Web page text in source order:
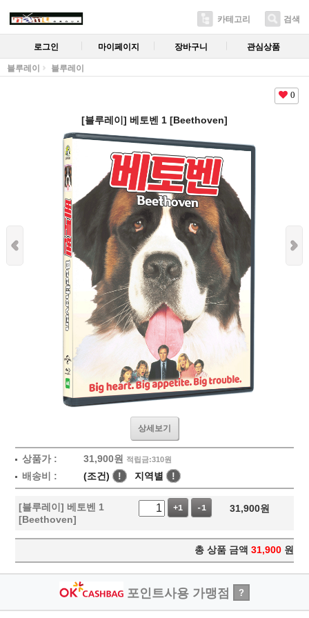
카테고리 검색
로그인 마이페이지 장바구니 관심상품
블루레이 블루레이
0
[블루레이] 베토벤 1 [Beethoven]
상세보기
상품가 : 31,900원 적립금:310원
배송비 : (조건) ! 지역별 !
[블루레이] 베토벤 1
[Beethoven]
+1 -1 31,900원
총 상품 금액 31,900 원
포인트사용 가맹점 ?